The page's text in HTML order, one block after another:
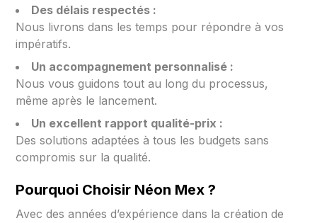
Des délais respectés :
Nous livrons dans les temps pour répondre à vos
impératifs.
Un accompagnement personnalisé :
Nous vous guidons tout au long du processus,
même après le lancement.
Un excellent rapport qualité-prix :
Des solutions adaptées à tous les budgets sans
compromis sur la qualité.
Pourquoi Choisir Néon Mex ?
Avec des années d’expérience dans la création de